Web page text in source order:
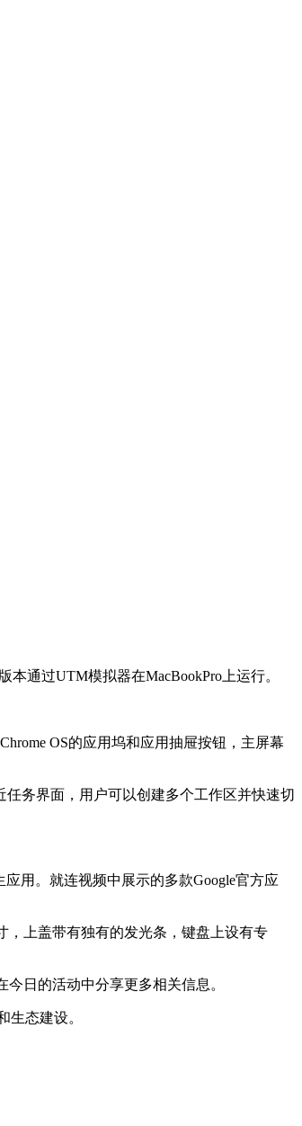
通过UTM模拟器在MacBookPro上运行。
OS的应用坞和应用抽屉按钮，主屏幕
务界面，用户可以创建多个工作区并快速切
用。就连视频中展示的多款Google官方应
上盖带有独有的发光条，键盘上设有专
日的活动中分享更多相关信息。
态建设。